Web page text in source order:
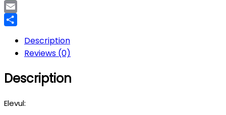
WhatsApp
Email
Description
Reviews (0)
Description
Elevul: